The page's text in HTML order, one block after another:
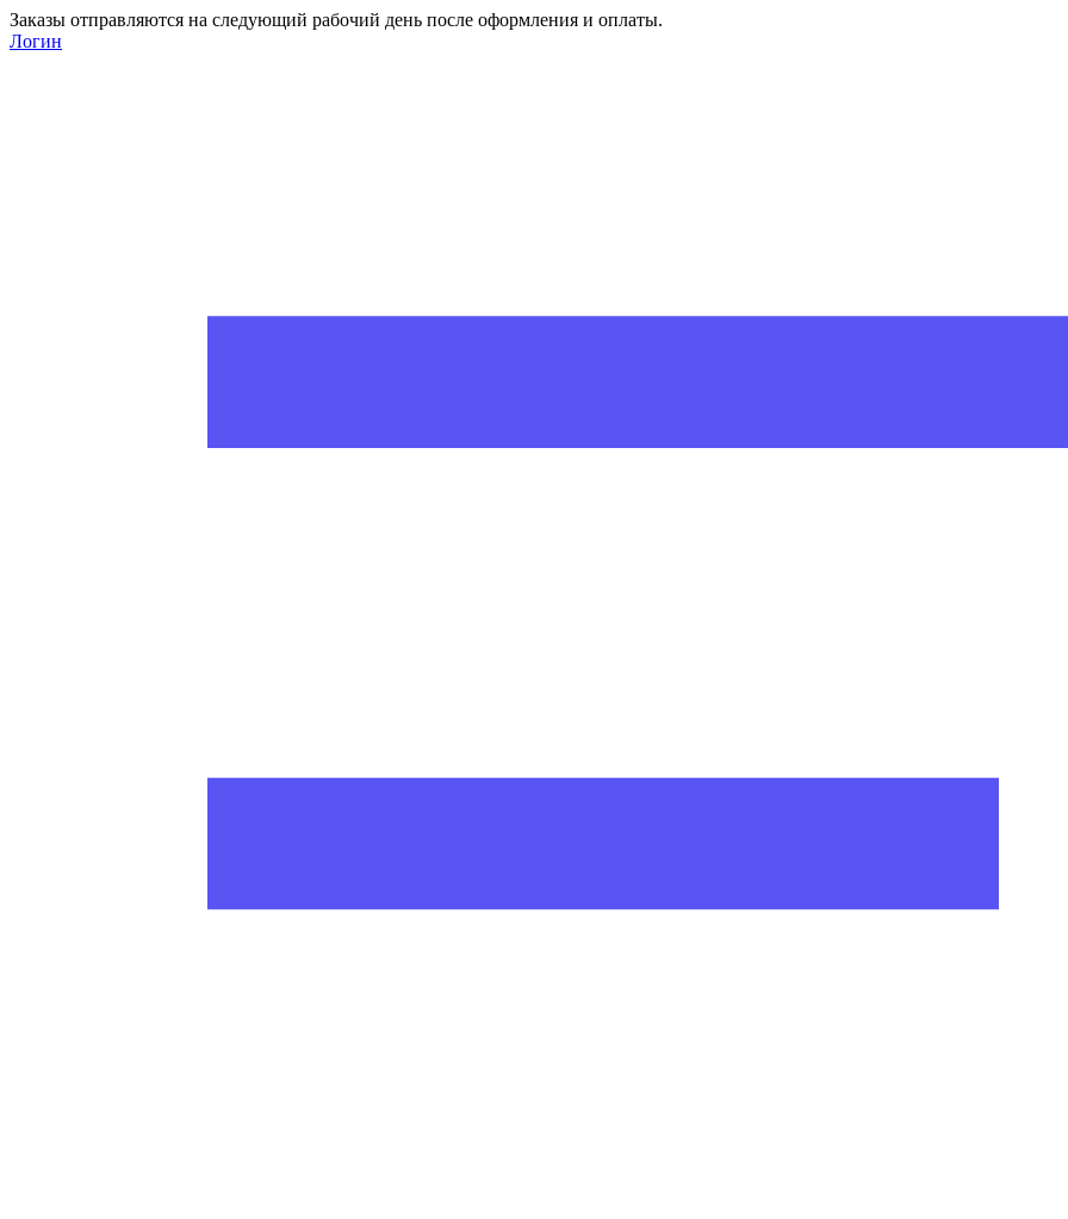
Заказы отправляются на следующий рабочий день после оформления и оплаты.
Логин